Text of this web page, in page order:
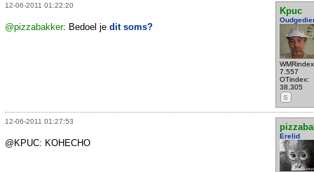
12-06-2011 01:22:20
Kpuc
7.557
OTindex:
38.305
S
@pizzabakker: Bedoel je dit soms?
12-06-2011 01:27:53
Erelid
@KPUC: KOHECHO